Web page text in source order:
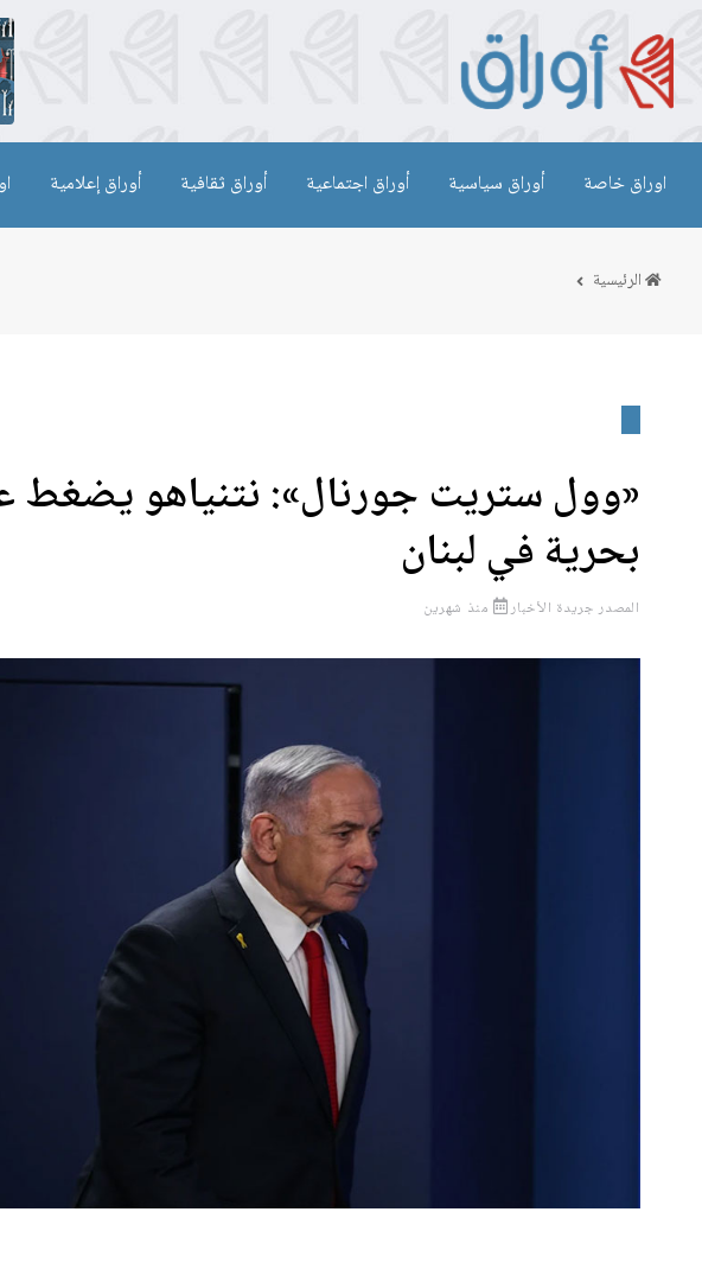
اوراق خاصة أوراق سياسية أوراق اجتماعية أوراق ثقافية أوراق إعلامية
الرئيسية
«وول ستريت جورنال»: نتنياهو يضغط
بحرية في لبنان
المصدرجريدة الأخبار منذ شهرين